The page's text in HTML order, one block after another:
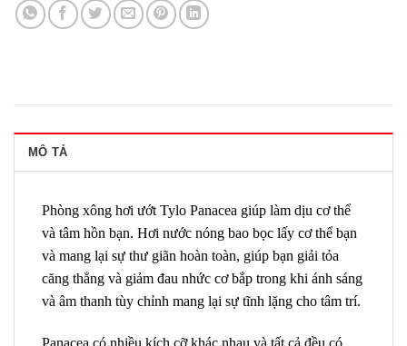
MÔ TẢ
Phòng xông hơi ướt Tylo Panacea giúp làm dịu cơ thể
và tâm hồn bạn. Hơi nước nóng bao bọc lấy cơ thể bạn
và mang lại sự thư giãn hoàn toàn, giúp bạn giải tỏa
căng thẳng và giảm đau nhức cơ bắp trong khi ánh sáng
và âm thanh tùy chỉnh mang lại sự tĩnh lặng cho tâm trí.